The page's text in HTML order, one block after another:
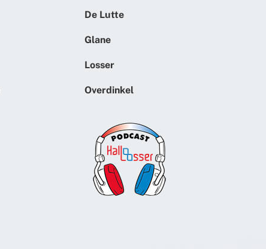
De Lutte
Glane
Losser
Overdinkel